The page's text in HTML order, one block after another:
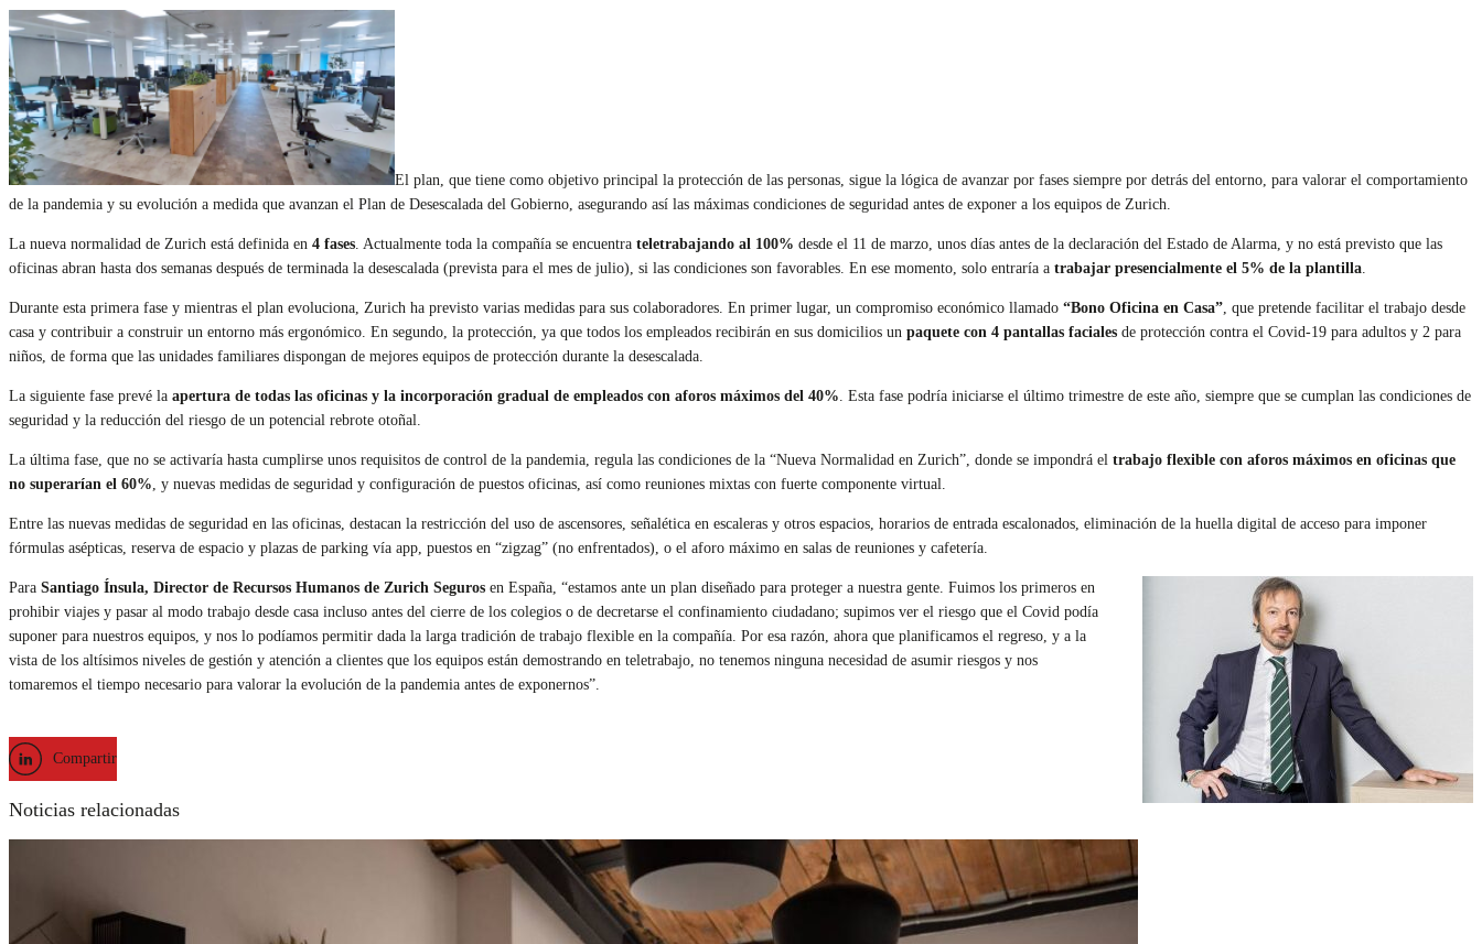
El plan, que tiene como objetivo principal la protección de las personas, sigue la lógica de avanzar por fases siempre por detrás del entorno, para valorar el comportamiento
de la pandemia y su evolución a medida que avanzan el Plan de Desescalada del Gobierno, asegurando así las máximas condiciones de seguridad antes de exponer a los equipos de Zurich.
La nueva normalidad de Zurich está definida en 4 fases . Actualmente toda la compañía se encuentra teletrabajando al 100% desde el 11 de marzo, unos días antes de la declaración del Estado de Alarma, y no está previsto que las
oficinas abran hasta dos semanas después de terminada la desescalada (prevista para el mes de julio), si las condiciones son favorables. En ese momento, solo entraría a trabajar presencialmente el 5% de la plantilla
Durante esta primera fase y mientras el plan evoluciona, Zurich ha previsto varias medidas para sus colaboradores. En primer lugar, un compromiso económico llamado “Bono Oficina en Casa” , que pretende facilitar el trabajo desde
casa y contribuir a construir un entorno más ergonómico. En segundo, la protección, ya que todos los empleados recibirán en sus domicilios un paquete con 4 pantallas faciales de protección contra el Covid-19 para adultos y 2 para
niños, de forma que las unidades familiares dispongan de mejores equipos de protección durante la desescalada.
La siguiente fase prevé la apertura de todas las oficinas y la incorporación gradual de empleados con aforos máximos del 40% . Esta fase podría iniciarse el último trimestre de este año, siempre que se cumplan las condiciones de
seguridad y la reducción del riesgo de un potencial rebrote otoñal.
La última fase, que no se activaría hasta cumplirse unos requisitos de control de la pandemia, regula las condiciones de la “Nueva Normalidad en Zurich”, donde se impondrá el trabajo flexible con aforos máximos en oficinas que
no superarían el 60% , y nuevas medidas de seguridad y configuración de puestos oficinas, así como reuniones mixtas con fuerte componente virtual.
Entre las nuevas medidas de seguridad en las oficinas, destacan la restricción del uso de ascensores, señalética en escaleras y otros espacios, horarios de entrada escalonados, eliminación de la huella digital de acceso para imponer
fórmulas asépticas, reserva de espacio y plazas de parking vía app, puestos en “zigzag” (no enfrentados), o el aforo máximo en salas de reuniones y cafetería.
Para Santiago Ínsula, Director de Recursos Humanos de Zurich Seguros en España, “estamos ante un plan diseñado para proteger a nuestra gente. Fuimos los primeros en
prohibir viajes y pasar al modo trabajo desde casa incluso antes del cierre de los colegios o de decretarse el confinamiento ciudadano; supimos ver el riesgo que el Covid podía
suponer para nuestros equipos, y nos lo podíamos permitir dada la larga tradición de trabajo flexible en la compañía. Por esa razón, ahora que planificamos el regreso, y a la
vista de los altísimos niveles de gestión y atención a clientes que los equipos están demostrando en teletrabajo, no tenemos ninguna necesidad de asumir riesgos y nos
tomaremos el tiempo necesario para valorar la evolución de la pandemia antes de exponernos”.
Compartir
Noticias relacionadas